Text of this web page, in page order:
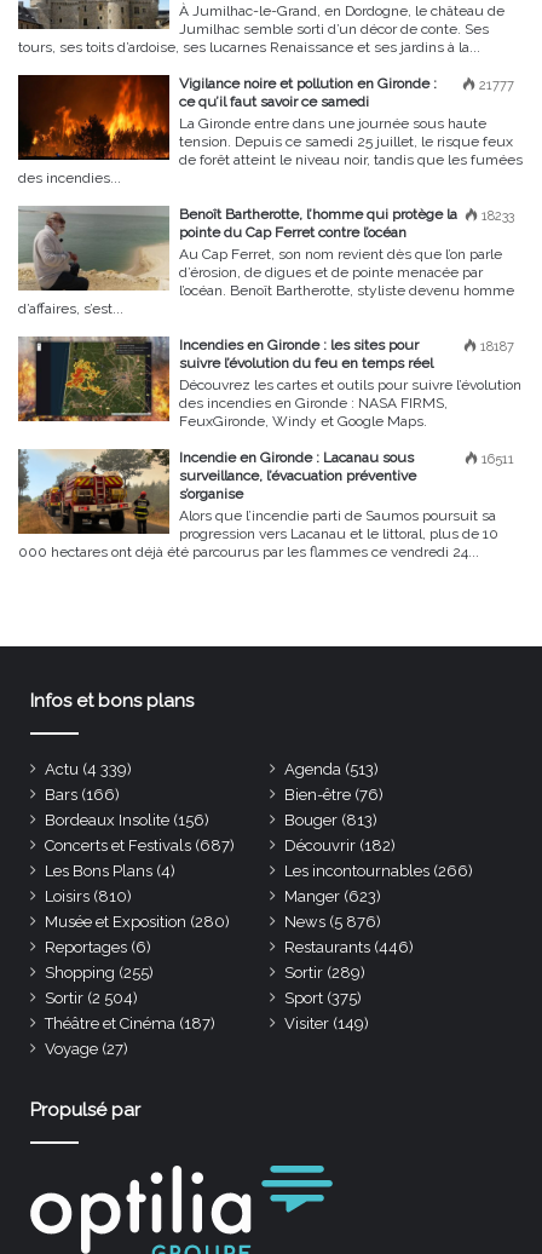
À Jumilhac-le-Grand, en Dordogne, le château de
Jumilhac semble sorti d’un décor de conte. Ses
tours, ses toits d’ardoise, ses lucarnes Renaissance et ses jardins à la...
21777
Vigilance noire et pollution en Gironde :
ce qu’il faut savoir ce samedi
La Gironde entre dans une journée sous haute
tension. Depuis ce samedi 25 juillet, le risque feux
de forêt atteint le niveau noir, tandis que les fumées
des incendies...
18233
Benoît Bartherotte, l’homme qui protège la
pointe du Cap Ferret contre l’océan
Au Cap Ferret, son nom revient dès que l’on parle
d’érosion, de digues et de pointe menacée par
l’océan. Benoît Bartherotte, styliste devenu homme
d’affaires, s’est...
18187
Incendies en Gironde : les sites pour
suivre l’évolution du feu en temps réel
Découvrez les cartes et outils pour suivre l’évolution
des incendies en Gironde : NASA FIRMS,
FeuxGironde, Windy et Google Maps.
16511
Incendie en Gironde : Lacanau sous
surveillance, l’évacuation préventive
s’organise
Alors que l’incendie parti de Saumos poursuit sa
progression vers Lacanau et le littoral, plus de 10
000 hectares ont déjà été parcourus par les flammes ce vendredi 24...
Infos et bons plans
Actu (4 339) Agenda (513)
Bars (166) Bien-être (76)
Bordeaux Insolite (156) Bouger (813)
Concerts et Festivals (687) Découvrir (182)
Les Bons Plans (4) Les incontournables (266)
Loisirs (810) Manger (623)
Musée et Exposition (280) News (5 876)
Reportages (6) Restaurants (446)
Shopping (255) Sortir (289)
Sortir (2 504) Sport (375)
Théâtre et Cinéma (187) Visiter (149)
Voyage (27)
Propulsé par